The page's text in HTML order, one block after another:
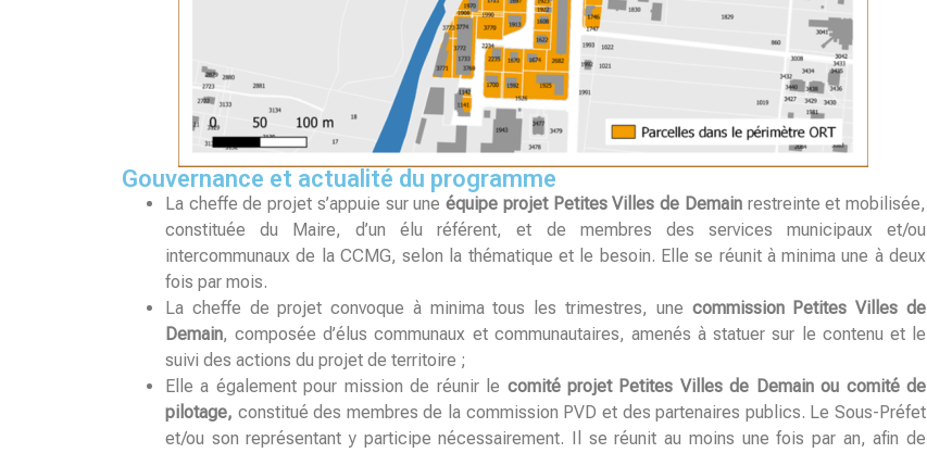
Gouvernance et actualité du programme
La cheffe de projet s’appuie sur uneéquipe projet Petites Villes de Demainrestreinte et mobilisée,
constituée du Maire, d’un élu référent, et de membres des services municipaux et/ou
intercommunaux de la CCMG, selon la thématique et le besoin. Elle se réunit à minima une à deux
fois par mois.
La cheffe de projet convoque à minima tous les trimestres, une commission Petites Villes de
Demain, composée d’élus communaux et communautaires, amenés à statuer sur le contenu et le
suivi des actions du projet de territoire ;
Elle a également pour mission de réunir le comité projet Petites Villes de Demain ou comité de
pilotage, constitué des membres de la commission PVD et des partenaires publics. Le Sous-Préfet
et/ou son représentant y participe nécessairement. Il se réunit au moins une fois par an, afin de